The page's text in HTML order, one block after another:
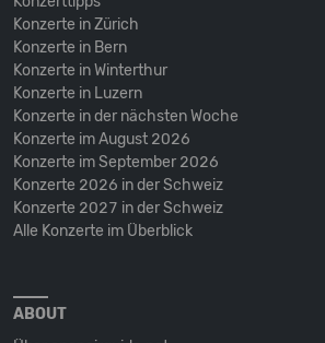
Konzerte in Zürich
Konzerte in Bern
Konzerte in Winterthur
Konzerte in Luzern
Konzerte in der nächsten Woche
Konzerte im August 2026
Konzerte im September 2026
Konzerte 2026 in der Schweiz
Konzerte 2027 in der Schweiz
Alle Konzerte im Überblick
ABOUT